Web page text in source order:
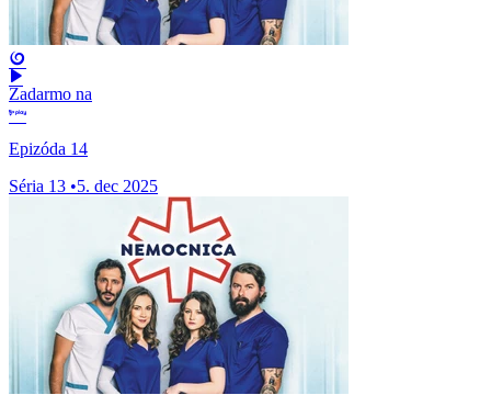
Zadarmo na
Epizóda 14
Séria 13 •5. dec 2025